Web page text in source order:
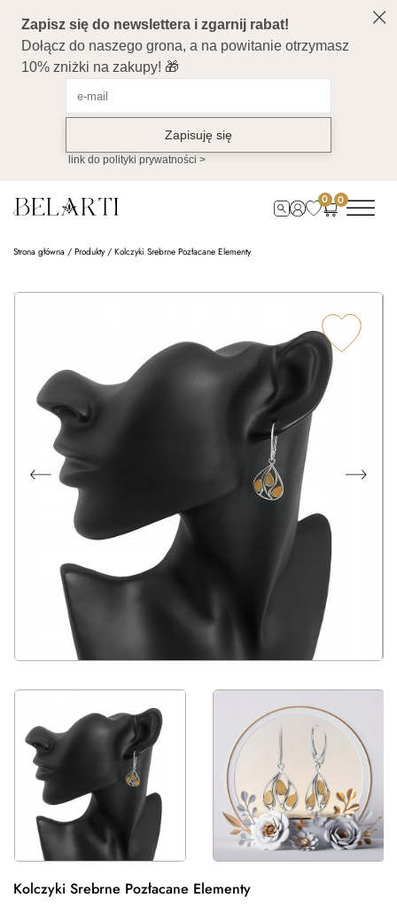
0 0
Strona główna / Produkty/ Kolczyki Srebrne Pozłacane Elementy
Kolczyki Srebrne Pozłacane Elementy